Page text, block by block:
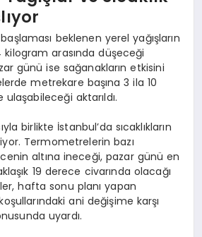
beklenen yerel yağışların
arasında düşeceği
günü ise sağanakların etkisini
metrekare başına 3 ila 10
aktarıldı.
birlikte İstanbul’da sıcaklıkların
Termometrelerin bazı
altına ineceği, pazar günü en
19 derece civarında olacağı
hafta sonu planı yapan
ani değişime karşı
uyardı.